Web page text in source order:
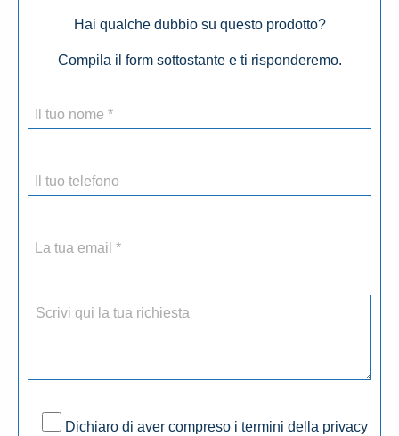
Hai qualche dubbio su questo prodotto?
Compila il form sottostante e ti risponderemo.
Dichiaro di aver compreso i termini della privacy